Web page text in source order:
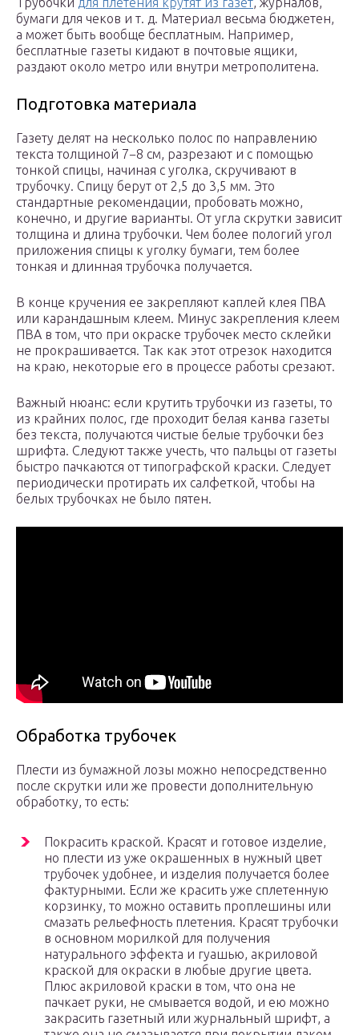
бумаги для чеков и т. д. Материал весьма бюджетен,
а может быть вообще бесплатным. Например,
бесплатные газеты кидают в почтовые ящики,
раздают около метро или внутри метрополитена.
Подготовка материала
Газету делят на несколько полос по направлению
текста толщиной 7−8 см, разрезают и с помощью
тонкой спицы, начиная с уголка, скручивают в
трубочку. Спицу берут от 2,5 до 3,5 мм. Это
стандартные рекомендации, пробовать можно,
конечно, и другие варианты. От угла скрутки зависит
толщина и длина трубочки. Чем более пологий угол
приложения спицы к уголку бумаги, тем более
тонкая и длинная трубочка получается.
В конце кручения ее закрепляют каплей клея ПВА
или карандашным клеем. Минус закрепления клеем
ПВА в том, что при окраске трубочек место склейки
не прокрашивается. Так как этот отрезок находится
на краю, некоторые его в процессе работы срезают.
Важный нюанс: если крутить трубочки из газеты, то
из крайних полос, где проходит белая канва газеты
без текста, получаются чистые белые трубочки без
шрифта. Следуют также учесть, что пальцы от газеты
быстро пачкаются от типографской краски. Следует
периодически протирать их салфеткой, чтобы на
белых трубочках не было пятен.
Обработка трубочек
Плести из бумажной лозы можно непосредственно
после скрутки или же провести дополнительную
обработку, то есть:
Покрасить краской. Красят и готовое изделие,
но плести из уже окрашенных в нужный цвет
трубочек удобнее, и изделия получается более
фактурными. Если же красить уже сплетенную
корзинку, то можно оставить проплешины или
смазать рельефность плетения. Красят трубочки
в основном морилкой для получения
натурального эффекта и гуашью, акриловой
краской для окраски в любые другие цвета.
Плюс акриловой краски в том, что она не
пачкает руки, не смывается водой, и ею можно
закрасить газетный или журнальный шрифт, а